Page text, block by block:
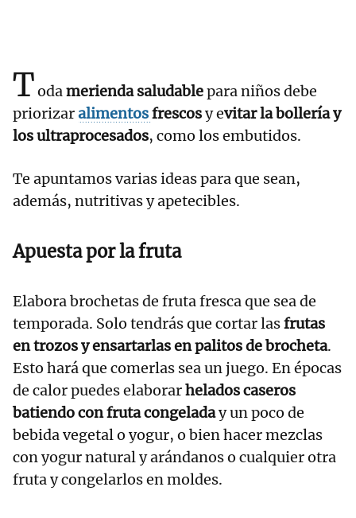
Todamerienda saludablepara niños debe
priorizaralimentosfrescosy evitar la bollería y
los ultraprocesados, como los embutidos.
Te apuntamos varias ideas para que sean,
además, nutritivas y apetecibles.
Apuesta por la fruta
Elabora brochetas de fruta fresca que sea de
temporada. Solo tendrás que cortar lasfrutas
en trozos y ensartarlas en palitos de brocheta.
Esto hará que comerlas sea un juego. En épocas
de calor puedes elaborarhelados caseros
batiendo con fruta congeladay un poco de
bebida vegetal o yogur, o bien hacer mezclas
con yogur natural y arándanos o cualquier otra
fruta y congelarlos en moldes.